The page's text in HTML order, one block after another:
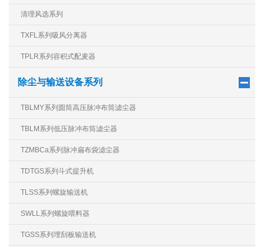
清理风选系列
TXFL系列吸风分离器
TPLR系列容积式配麦器
除尘与输送设备系列
TBLMY系列圆筒高压脉冲布筒滤尘器
TBLM系列低压脉冲布筒滤尘器
TZMBCa系列脉冲扁布袋滤尘器
TDTGS系列斗式提升机
TLSS系列螺旋输送机
SWLL系列螺旋喂料器
TGSS系列埋刮板输送机